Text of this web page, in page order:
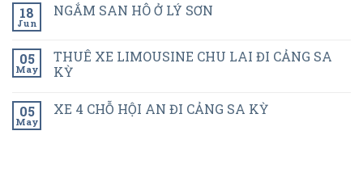
18
Jun
NGẮM SAN HÔ Ở LÝ SƠN
05
May
THUÊ XE LIMOUSINE CHU LAI ĐI CẢNG SA
KỲ
05
May
XE 4 CHỖ HỘI AN ĐI CẢNG SA KỲ